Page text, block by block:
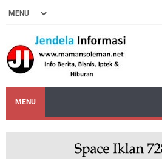
MENU